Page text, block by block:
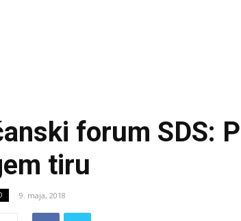
forum SDS:
tiru
9. maja, 2018